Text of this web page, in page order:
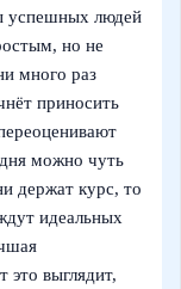
успешных людей
но не
много раз
приносить
можно чуть
держат курс, то
идеальных
это выглядит,